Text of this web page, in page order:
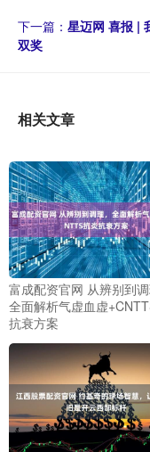
下一篇： 星迈网 喜报 |
双奖
相关文章
富成配资官网 从辨别到调
全面解析气虚血虚
抗衰方案